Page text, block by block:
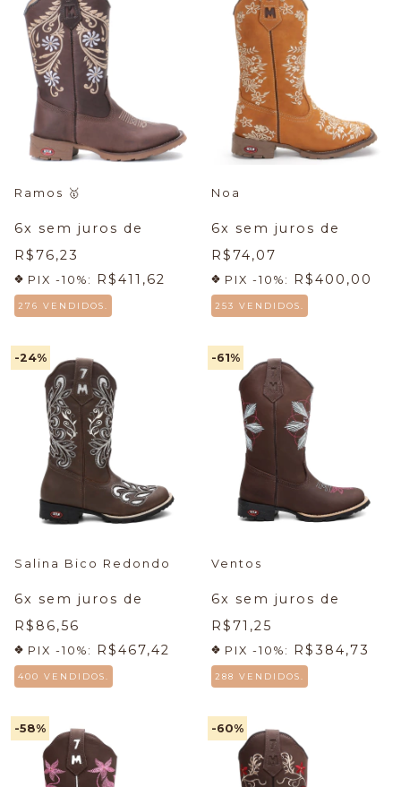
Ramos 🥇
6x sem juros de
R$76,23
PIX -10%: R$411,62
276 VENDIDOS.
Noa
6x sem juros de
R$74,07
PIX -10%: R$400,00
253 VENDIDOS.
-24%
Salina Bico Redondo
6x sem juros de
R$86,56
PIX -10%: R$467,42
400 VENDIDOS.
-61%
Ventos
6x sem juros de
R$71,25
PIX -10%: R$384,73
288 VENDIDOS.
-58% -60%